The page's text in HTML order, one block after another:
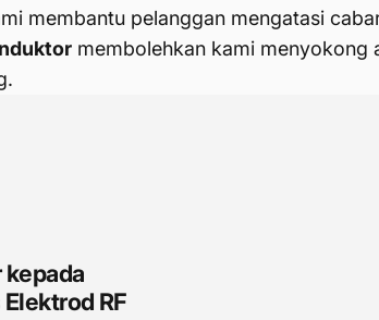
membantu pelanggan mengatasi
membolehkan kami menyokong
melalui E-mel
kepada
RF